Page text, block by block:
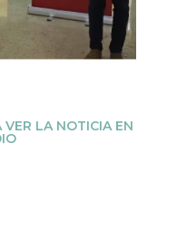
VER LA NOTICIA EN